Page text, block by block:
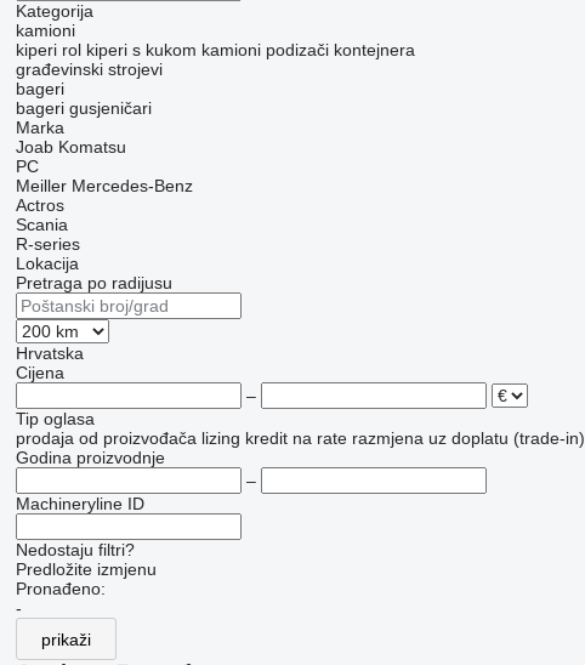
Kategorija
kamioni
kiperi rol kiperi s kukom kamioni podizači kontejnera
građevinski strojevi
bageri
bageri gusjeničari
Marka
Joab Komatsu
PC
Meiller Mercedes-Benz
Actros
Scania
R-series
Lokacija
Pretraga po radijusu
Hrvatska
Cijena
–
Tip oglasa
prodaja od proizvođača lizing kredit na rate razmjena uz doplatu (trade-in)
Godina proizvodnje
–
Machineryline ID
Nedostaju filtri?
Predložite izmjenu
Pronađeno:
-
prikaži